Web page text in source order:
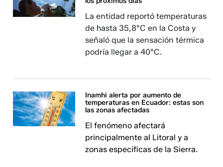
La entidad reportó temperaturas
de hasta 35,8°C en la Costa y
señaló que la sensación térmica
podría llegar a 40°C.
Inamhi alerta por aumento de
temperaturas en Ecuador: estas son
las zonas afectadas
El fenómeno afectará
principalmente al Litoral y a
zonas específicas de la Sierra.